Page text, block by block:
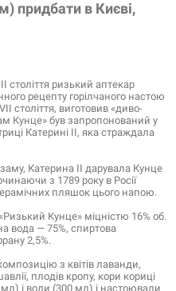
придбати в Києві,
століття ризький аптекар
рецепту горілчаного настою
століття, виготовив «диво-
Кунце» був запропонований у
Катерині II, яка страждала
Катерина II дарувала Кунце
з 1789 року в Росії
пляшок цього напою.
Кунце» міцністю 16% об.
вода — 75%, спиртова
2,5%.
з квітів лаванди,
плодів кропу, кори кориці
і води (300 мл) і настоювали